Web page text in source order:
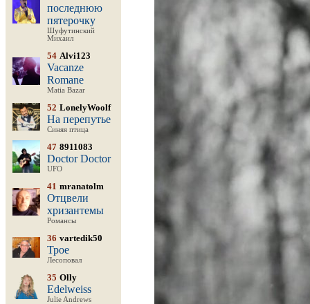
последнюю
пятерочку
Шуфутинский
Михаил
54 Alvi123
Vacanze
Romane
Matia Bazar
52 LonelyWoolf
На перепутье
Синяя птица
47 8911083
Doctor Doctor
UFO
41 mranatolm
Отцвели
хризантемы
Романсы
36 vartedik50
Трое
Лесоповал
35 Olly
Edelweiss
Julie Andrews